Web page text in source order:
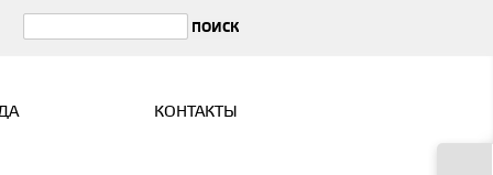
КОНТАКТЫ